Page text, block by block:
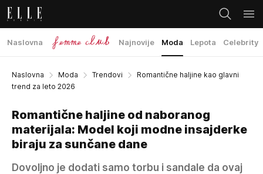
Naslovna Najnovije Moda Lepota Celebrity
Naslovna Moda Trendovi
Romantične haljine kao glavni
trend za leto 2026
Romantične haljine od naboranog
materijala: Model koji modne insajderke
biraju za sunčane dane
Dovoljno je dodati samo torbu i sandale da ovaj